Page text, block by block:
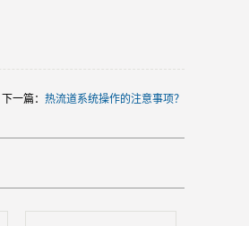
下一篇： 热流道系统操作的注意事项？